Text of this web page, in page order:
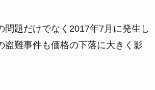
問題だけでなく2017年7月に発生し
盗難事件も価格の下落に大きく影